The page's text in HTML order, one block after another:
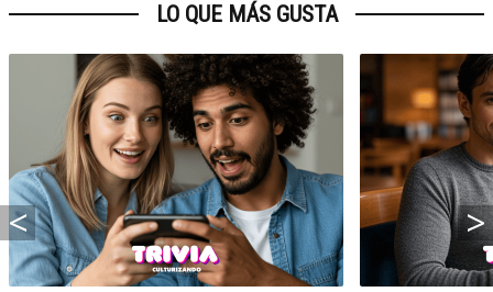
LO QUE MÁS GUSTA